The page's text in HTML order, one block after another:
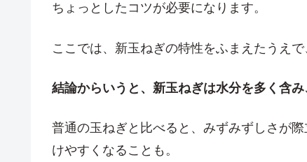
ちょっとしたコツが必要になります。
ここでは、新玉ねぎの特性をふまえたうえ
結論からいうと、新玉ねぎは水分を多く含
普通の玉ねぎと比べると、みずみずしさが
けやすくなることも。